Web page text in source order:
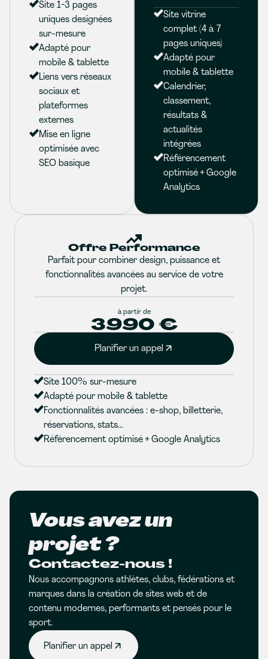
Site 1-3 pages
uniques designées
sur-mesure
Adapté pour
mobile & tablette
Liens vers réseaux
sociaux et
plateformes
externes
Mise en ligne
optimisée avec
SEO basique
Site vitrine
complet (4 à 7
pages uniques)
Adapté pour
mobile & tablette
Calendrier,
classement,
résultats &
actualités
intégrées
Référencement
optimisé + Google
Analytics
Offre Performance
Parfait pour combiner design, puissance et
fonctionnalités avancées au service de votre
projet.
à partir de
3990 €
Planifier un appel
Site 100% sur-mesure
Adapté pour mobile & tablette
Fonctionnalités avancées : e-shop, billetterie,
réservations, stats...
Référencement optimisé + Google Analytics
Vous avez un
projet ?
Contactez-nous !
Nous accompagnons athlètes, clubs, fédérations et
marques dans la création de sites web et de
contenu modernes, performants et pensés pour le
sport.
Planifier un appel